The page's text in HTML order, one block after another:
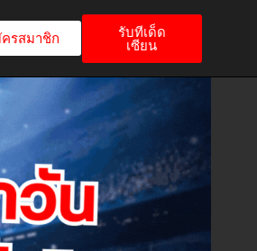
รสมาชิก
รับทีเด็ด
เซียน